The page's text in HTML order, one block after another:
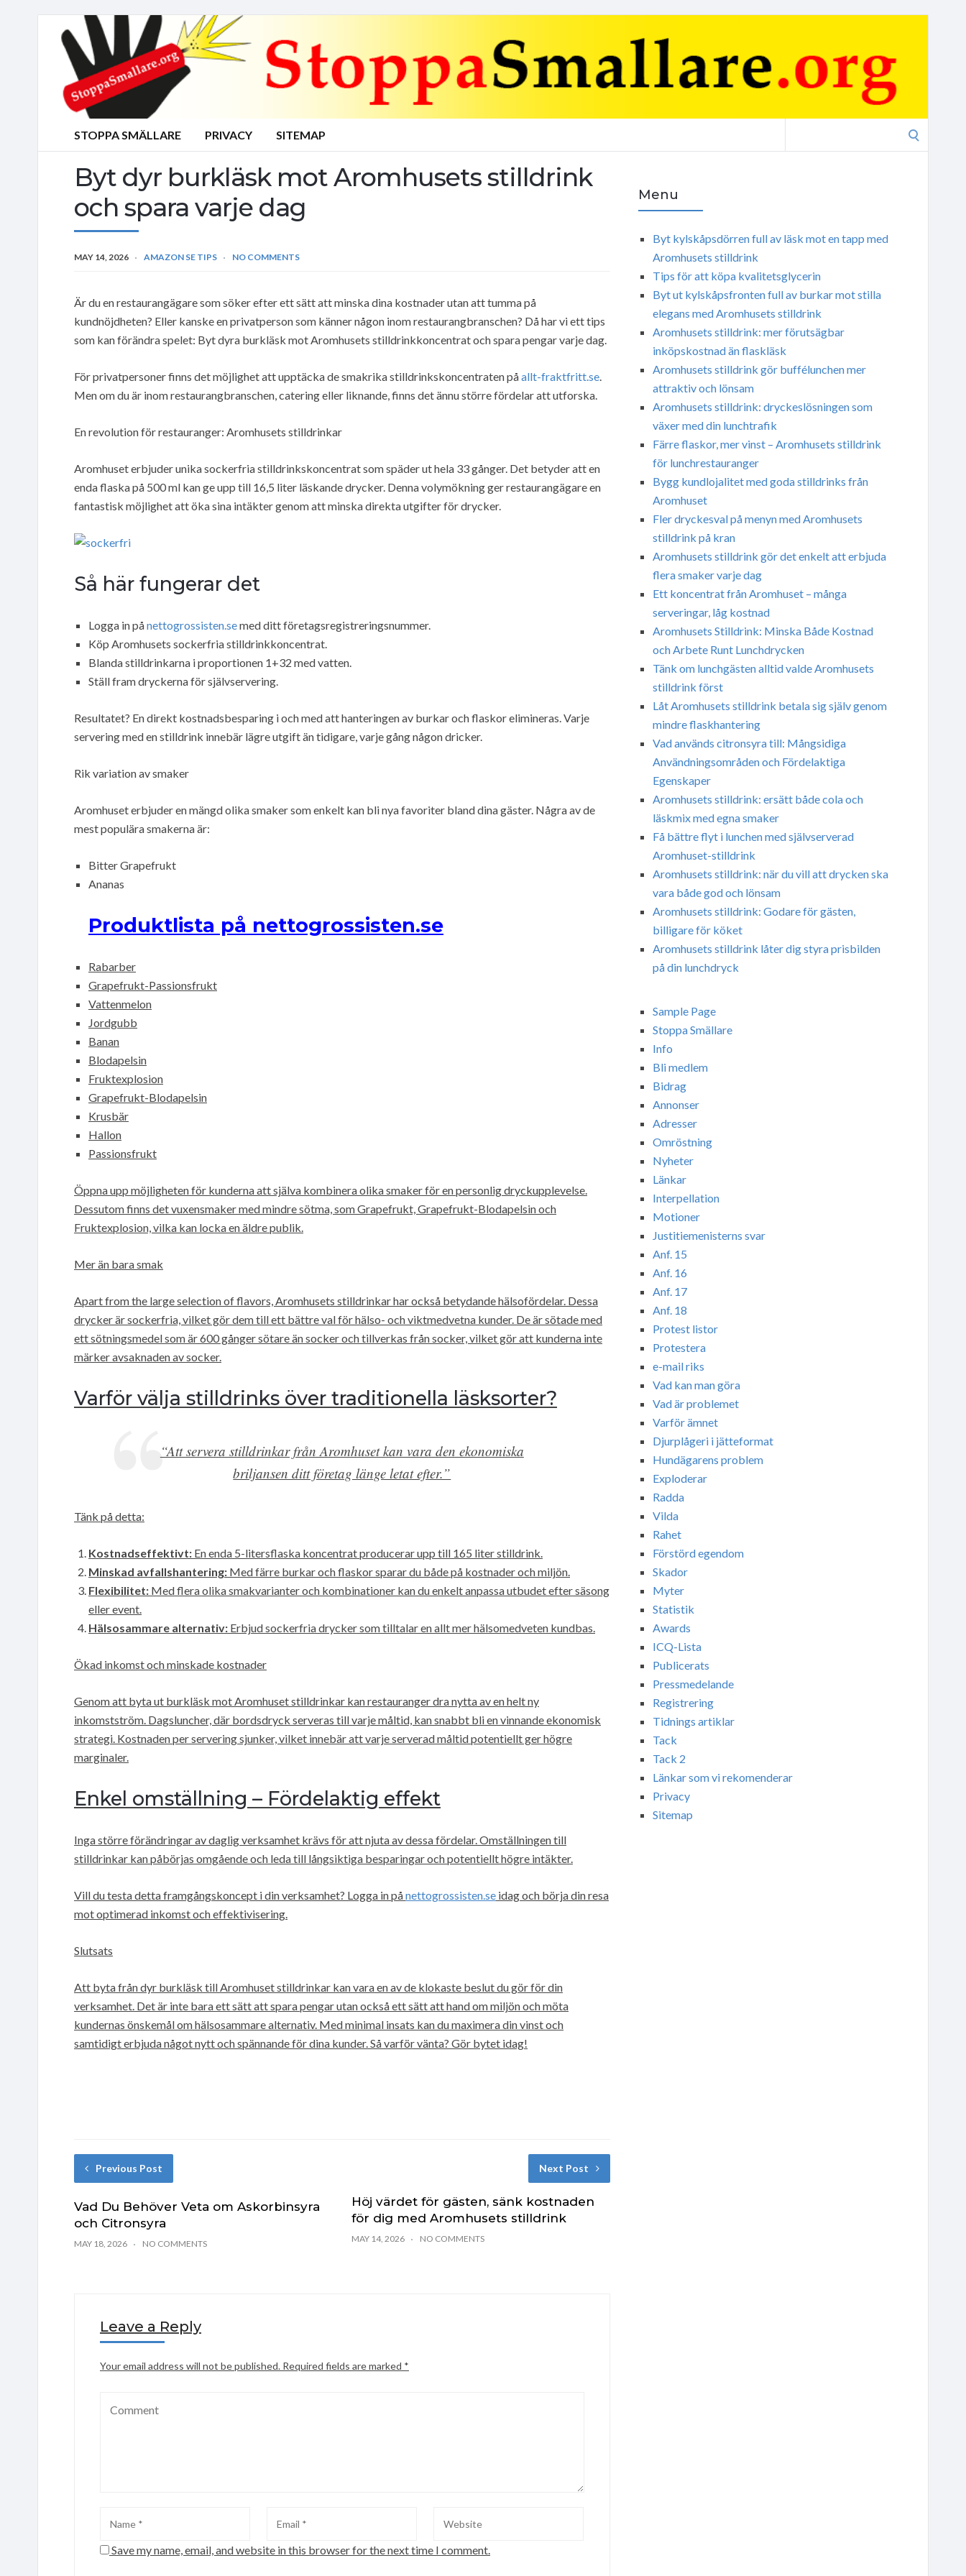
STOPPA SMÄLLARE PRIVACY SITEMAP
Byt dyr burkläsk mot Aromhusets stilldrink
och spara varje dag
MAY 14, 2026 AMAZON SE TIPS NO COMMENTS
Är du en restaurangägare som söker efter ett sätt att minska dina kostnader utan att tumma på
kundnöjdheten? Eller kanske en privatperson som känner någon inom restaurangbranschen? Då har vi ett tips
som kan förändra spelet: Byt dyra burkläsk mot Aromhusets stilldrinkkoncentrat och spara pengar varje dag.
För privatpersoner finns det möjlighet att upptäcka de smakrika stilldrinkskoncentraten påallt-fraktfritt.se.
Men om du är inom restaurangbranschen, catering eller liknande, finns det ännu större fördelar att utforska.
En revolution för restauranger: Aromhusets stilldrinkar
Aromhuset erbjuder unika sockerfria stilldrinkskoncentrat som späder ut hela 33 gånger. Det betyder att en
enda flaska på 500 ml kan ge upp till 16,5 liter läskande drycker. Denna volymökning ger restaurangägare en
fantastisk möjlighet att öka sina intäkter genom att minska direkta utgifter för drycker.
Så här fungerar det
Logga in pånettogrossisten.semed ditt företagsregistreringsnummer.
Köp Aromhusets sockerfria stilldrinkkoncentrat.
Blanda stilldrinkarna i proportionen 1+32 med vatten.
Ställ fram dryckerna för självservering.
Resultatet? En direkt kostnadsbesparing i och med att hanteringen av burkar och flaskor elimineras. Varje
servering med en stilldrink innebär lägre utgift än tidigare, varje gång någon dricker.
Rik variation av smaker
Aromhuset erbjuder en mängd olika smaker som enkelt kan bli nya favoriter bland dina gäster. Några av de
mest populära smakerna är:
Bitter Grapefrukt
Ananas
Produktlista på nettogrossisten.se
Rabarber
Grapefrukt-Passionsfrukt
Vattenmelon
Jordgubb
Banan
Blodapelsin
Fruktexplosion
Grapefrukt-Blodapelsin
Krusbär
Hallon
Passionsfrukt
Öppna upp möjligheten för kunderna att själva kombinera olika smaker för en personlig dryckupplevelse.
Dessutom finns det vuxensmaker med mindre sötma, som Grapefrukt, Grapefrukt-Blodapelsin och
Fruktexplosion, vilka kan locka en äldre publik.
Mer än bara smak
Apart from the large selection of flavors, Aromhusets stilldrinkar har också betydande hälsofördelar. Dessa
drycker är sockerfria, vilket gör dem till ett bättre val för hälso- och viktmedvetna kunder. De är sötade med
ett sötningsmedel som är 600 gånger sötare än socker och tillverkas från socker, vilket gör att kunderna inte
märker avsaknaden av socker.
Varför välja stilldrinks över traditionella läsksorter?
“Att servera stilldrinkar från Aromhuset kan vara den ekonomiska
briljansen ditt företag länge letat efter.”
Tänk på detta:
Kostnadseffektivt: En enda 5-litersflaska koncentrat producerar upp till 165 liter stilldrink.
Minskad avfallshantering: Med färre burkar och flaskor sparar du både på kostnader och miljön.
Flexibilitet: Med flera olika smakvarianter och kombinationer kan du enkelt anpassa utbudet efter säsong
eller event.
Hälsosammare alternativ: Erbjud sockerfria drycker som tilltalar en allt mer hälsomedveten kundbas.
Ökad inkomst och minskade kostnader
Genom att byta ut burkläsk mot Aromhuset stilldrinkar kan restauranger dra nytta av en helt ny
inkomstström. Dagsluncher, där bordsdryck serveras till varje måltid, kan snabbt bli en vinnande ekonomisk
strategi. Kostnaden per servering sjunker, vilket innebär att varje serverad måltid potentiellt ger högre
marginaler.
Enkel omställning – Fördelaktig effekt
Inga större förändringar av daglig verksamhet krävs för att njuta av dessa fördelar. Omställningen till
stilldrinkar kan påbörjas omgående och leda till långsiktiga besparingar och potentiellt högre intäkter.
Vill du testa detta framgångskoncept i din verksamhet? Logga in pånettogrossisten.se idag och börja din resa
mot optimerad inkomst och effektivisering.
Slutsats
Att byta från dyr burkläsk till Aromhuset stilldrinkar kan vara en av de klokaste beslut du gör för din
verksamhet. Det är inte bara ett sätt att spara pengar utan också ett sätt att hand om miljön och möta
kundernas önskemål om hälsosammare alternativ. Med minimal insats kan du maximera din vinst och
samtidigt erbjuda något nytt och spännande för dina kunder. Så varför vänta? Gör bytet idag!
Previous Post
Vad Du Behöver Veta om Askorbinsyra
och Citronsyra
MAY 18, 2026 NO COMMENTS
Next Post
Höj värdet för gästen, sänk kostnaden
för dig med Aromhusets stilldrink
MAY 14, 2026 NO COMMENTS
Leave a Reply
Your email address will not be published. Required fields are marked *
Save my name, email, and website in this browser for the next time I comment.
Menu
Byt kylskåpsdörren full av läsk mot en tapp med
Aromhusets stilldrink
Tips för att köpa kvalitetsglycerin
Byt ut kylskåpsfronten full av burkar mot stilla
elegans med Aromhusets stilldrink
Aromhusets stilldrink: mer förutsägbar
inköpskostnad än flaskläsk
Aromhusets stilldrink gör buffélunchen mer
attraktiv och lönsam
Aromhusets stilldrink: dryckeslösningen som
växer med din lunchtrafik
Färre flaskor, mer vinst – Aromhusets stilldrink
för lunchrestauranger
Bygg kundlojalitet med goda stilldrinks från
Aromhuset
Fler dryckesval på menyn med Aromhusets
stilldrink på kran
Aromhusets stilldrink gör det enkelt att erbjuda
flera smaker varje dag
Ett koncentrat från Aromhuset – många
serveringar, låg kostnad
Aromhusets Stilldrink: Minska Både Kostnad
och Arbete Runt Lunchdrycken
Tänk om lunchgästen alltid valde Aromhusets
stilldrink först
Låt Aromhusets stilldrink betala sig själv genom
mindre flaskhantering
Vad används citronsyra till: Mångsidiga
Användningsområden och Fördelaktiga
Egenskaper
Aromhusets stilldrink: ersätt både cola och
läskmix med egna smaker
Få bättre flyt i lunchen med självserverad
Aromhuset-stilldrink
Aromhusets stilldrink: när du vill att drycken ska
vara både god och lönsam
Aromhusets stilldrink: Godare för gästen,
billigare för köket
Aromhusets stilldrink låter dig styra prisbilden
på din lunchdryck
Sample Page
Stoppa Smällare
Info
Bli medlem
Bidrag
Annonser
Adresser
Omröstning
Nyheter
Länkar
Interpellation
Motioner
Justitiemenisterns svar
Anf. 15
Anf. 16
Anf. 17
Anf. 18
Protest listor
Protestera
e-mail riks
Vad kan man göra
Vad är problemet
Varför ämnet
Djurplågeri i jätteformat
Hundägarens problem
Exploderar
Radda
Vilda
Rahet
Förstörd egendom
Skador
Myter
Statistik
Awards
ICQ-Lista
Publicerats
Pressmedelande
Registrering
Tidnings artiklar
Tack
Tack 2
Länkar som vi rekomenderar
Privacy
Sitemap